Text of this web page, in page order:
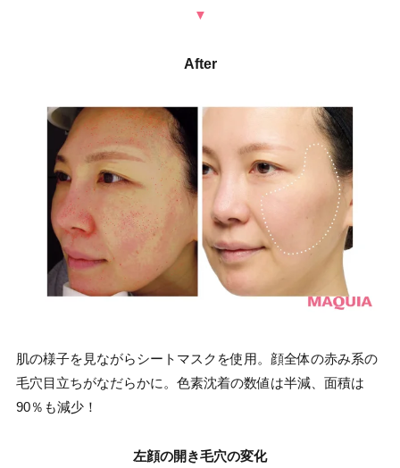
▼
After
肌の様子を見ながらシートマスクを使用。顔全体の赤み系の
毛穴目立ちがなだらかに。色素沈着の数値は半減、面積は
90％も減少！
左顔の開き毛穴の変化